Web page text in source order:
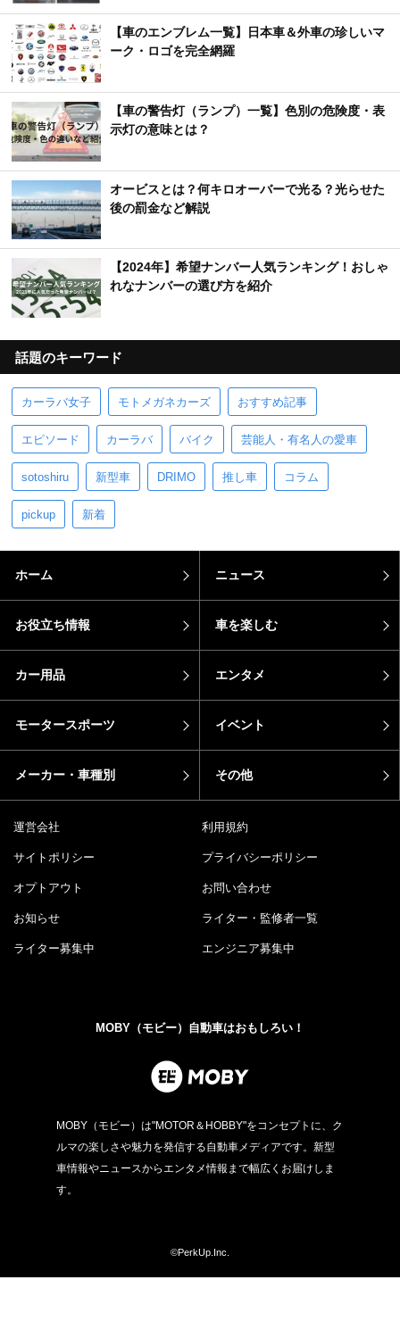
【車のエンブレム一覧】日本車＆外車の珍しいマ
ーク・ロゴを完全網羅
【車の警告灯（ランプ）一覧】色別の危険度・表
示灯の意味とは？
オービスとは？何キロオーバーで光る？光らせた
後の罰金など解説
【2024年】希望ナンバー人気ランキング！おしゃ
れなナンバーの選び方を紹介
話題のキーワード
カーラバ女子 モトメガネカーズ おすすめ記事
エピソード カーラバ バイク 芸能人・有名人の愛車
sotoshiru 新型車 DRIMO 推し車 コラム
pickup 新着
ホーム ニュース
お役立ち情報 車を楽しむ
カー用品 エンタメ
モータースポーツ イベント
メーカー・車種別 その他
運営会社 利用規約
サイトポリシー プライバシーポリシー
オプトアウト お問い合わせ
お知らせ ライター・監修者一覧
ライター募集中 エンジニア募集中
MOBY（モビー）自動車はおもしろい！
MOBY（モビー）は"MOTOR＆HOBBY"をコンセプトに、ク
ルマの楽しさや魅力を発信する自動車メディアです。新型
車情報やニュースからエンタメ情報まで幅広くお届けしま
す。
©PerkUp.Inc.